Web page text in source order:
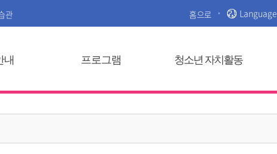
관 홈으로 Language
내 프로그램 청소년 자치활동